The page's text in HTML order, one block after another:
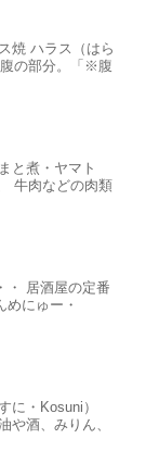
焼 ハラス（はら
の部分。「※腹
と煮・ヤマト
牛肉などの肉類
・ 居酒屋の定番
めにゅー・
に・Kosuni）
や酒、みりん、